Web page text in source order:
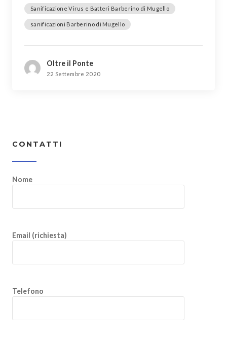
Sanificazione Virus e Batteri Barberino di Mugello
sanificazioni Barberino di Mugello
Oltre il Ponte
22 Settembre 2020
CONTATTI
Nome
Email (richiesta)
Telefono